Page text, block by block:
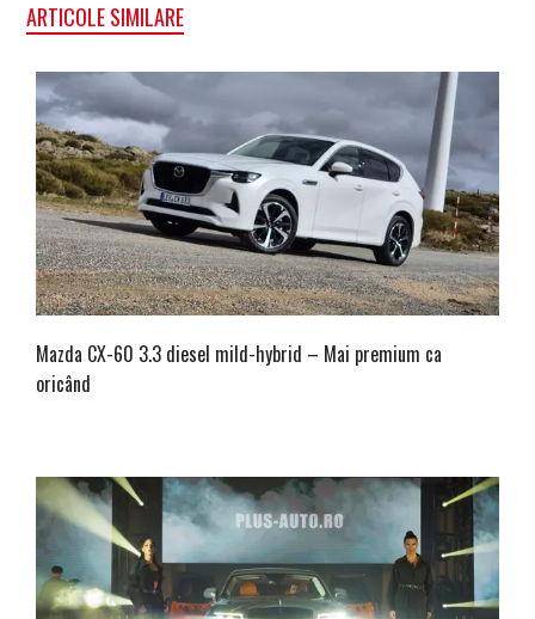
ARTICOLE SIMILARE
Mazda CX-60 3.3 diesel mild-hybrid – Mai premium ca
oricând